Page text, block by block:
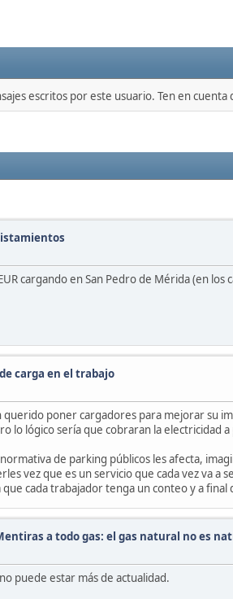
escritos por este usuario. Ten en
cargando en San Pedro de Mérida (en
carga en el trabajo
poner cargadores para mejorar su
lo lógico sería que cobraran la electricidad
de parking públicos les afecta,
vez que es un servicio que cada vez va
cada trabajador tenga un conteo y a final
a todo gas: el gas natural no es
puede estar más de actualidad.